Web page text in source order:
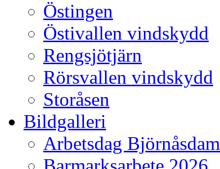
Östingen
Östivallen vindskydd
Rengsjötjärn
Rörsvallen vindskydd
Storåsen
Bildgalleri
Arbetsdag